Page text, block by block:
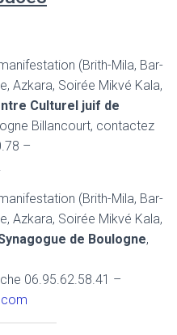
(Brith-Mila, Bar-
Azkara, Soirée Mikvé Kala,
Culturel juif de
Billancourt, contactez
–
(Brith-Mila, Bar-
Azkara, Soirée Mikvé Kala,
de Boulogne,
06.95.62.58.41 –